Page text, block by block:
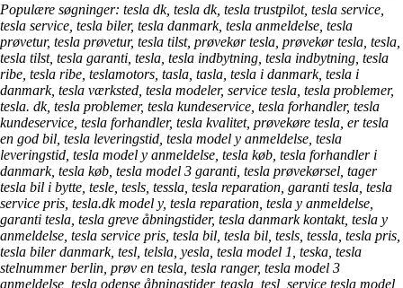
Populære søgninger: tesla dk, tesla dk, tesla trustpilot, tesla service,
tesla service, tesla biler, tesla danmark, tesla anmeldelse, tesla
prøvetur, tesla prøvetur, tesla tilst, prøvekør tesla, prøvekør tesla, tesla,
tesla tilst, tesla garanti, tesla, tesla indbytning, tesla indbytning, tesla
ribe, tesla ribe, teslamotors, tasla, tasla, tesla i danmark, tesla i
danmark, tesla værksted, tesla modeler, service tesla, tesla problemer,
tesla. dk, tesla problemer, tesla kundeservice, tesla forhandler, tesla
kundeservice, tesla forhandler, tesla kvalitet, prøvekøre tesla, er tesla
en god bil, tesla leveringstid, tesla model y anmeldelse, tesla
leveringstid, tesla model y anmeldelse, tesla køb, tesla forhandler i
danmark, tesla køb, tesla model 3 garanti, tesla prøvekørsel, tager
tesla bil i bytte, tesle, tesls, tessla, tesla reparation, garanti tesla, tesla
service pris, tesla.dk model y, tesla reparation, tesla y anmeldelse,
garanti tesla, tesla greve åbningstider, tesla danmark kontakt, tesla y
anmeldelse, tesla service pris, tesla bil, tesla bil, tesls, tessla, tesla pris,
tesla biler danmark, tesl, telsla, yesla, tesla model 1, teska, tesla
stelnummer berlin, prøv en tesla, tesla ranger, tesla model 3
anmeldelse, tesla odense åbningstider, teasla, tesl, service tesla model